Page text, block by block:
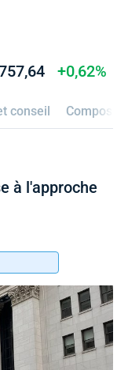
+0,62%
conseil
à l'approche